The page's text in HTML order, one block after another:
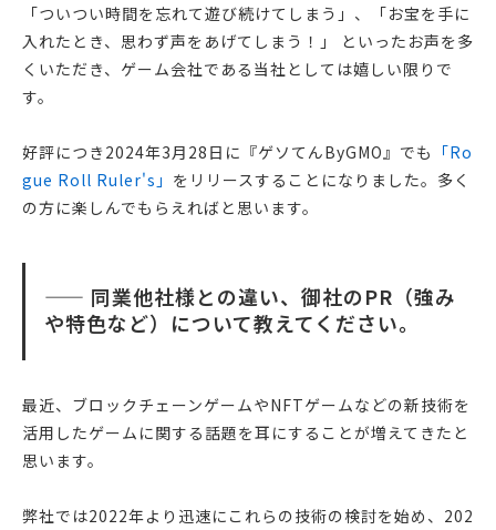
「ついつい時間を忘れて遊び続けてしまう」、「お宝を手に
入れたとき、思わず声をあげてしまう！」 といったお声を多
くいただき、ゲーム会社である当社としては嬉しい限りで
す。
好評につき2024年3月28日に『ゲソてんByGMO』でも 「Ro
gue Roll Ruler's」 をリリースすることになりました。多く
の方に楽しんでもらえればと思います。
—— 同業他社様との違い、御社のPR（強み
や特色など）について教えてください。
最近、ブロックチェーンゲームやNFTゲームなどの新技術を
活用したゲームに関する話題を耳にすることが増えてきたと
思います。
弊社では2022年より迅速にこれらの技術の検討を始め、202